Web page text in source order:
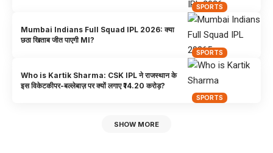
SPORTS
SPORTS
Mumbai Indians Full Squad IPL 2026: क्या
छठा खिताब जीत पाएगी MI?
SPORTS
Who is Kartik Sharma: CSK IPL ने राजस्थान के
इस विकेटकीपर-बल्लेबाज़ पर क्यों लगाए ₹14.20 करोड़?
SHOW MORE